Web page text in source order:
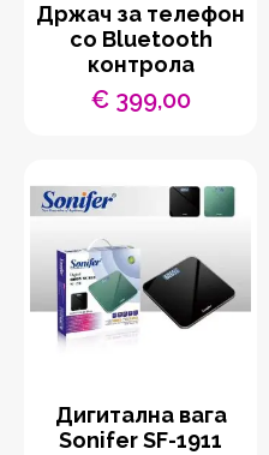
Држач за телефон
со Bluetooth
контрола
€399,00
Дигитална вага
Sonifer SF-1911